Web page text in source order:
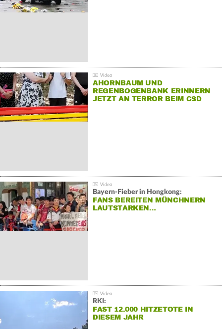
AHORNBAUM UND
REGENBOGENBANK ERINNERN
JETZT AN TERROR BEIM CSD
Bayern-Fieber in Hongkong:
FANS BEREITEN MÜNCHNERN
LAUTSTARKEN…
RKI:
FAST 12.000 HITZETOTE IN
DIESEM JAHR